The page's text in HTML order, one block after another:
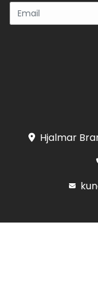
Hjalmar